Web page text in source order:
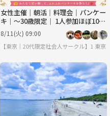
女性主催｜朝活｜料理会｜パンケー
キ｜〜30歳限定｜ 1人参加ほぼ10
0% ｜友達作り
8/11(火) 09:00
【東京｜20代限定社会人サークル】1人参
東京